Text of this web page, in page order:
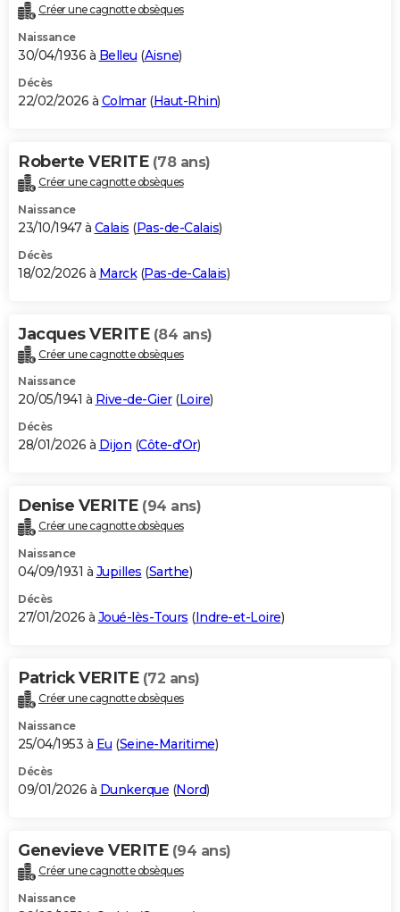
Créer une cagnotte obsèques
Naissance
30/04/1936 à Belleu (Aisne)
Décès
22/02/2026 à Colmar(Haut-Rhin)
Roberte VERITE (78 ans)
Créer une cagnotte obsèques
Naissance
23/10/1947 à Calais (Pas-de-Calais)
Décès
18/02/2026 à Marck(Pas-de-Calais)
Jacques VERITE (84 ans)
Créer une cagnotte obsèques
Naissance
20/05/1941 à Rive-de-Gier(Loire)
Décès
28/01/2026 à Dijon (Côte-d'Or)
Denise VERITE (94 ans)
Créer une cagnotte obsèques
Naissance
04/09/1931 à Jupilles (Sarthe)
Décès
27/01/2026 à Joué-lès-Tours (Indre-et-Loire)
Patrick VERITE (72 ans)
Créer une cagnotte obsèques
Naissance
25/04/1953 à Eu (Seine-Maritime)
Décès
09/01/2026 à Dunkerque (Nord)
Genevieve VERITE (94 ans)
Créer une cagnotte obsèques
Naissance